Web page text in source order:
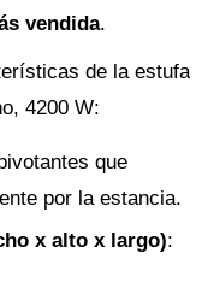
vendida.
de la estufa
4200 W:
que
por la estancia.
x alto x largo):